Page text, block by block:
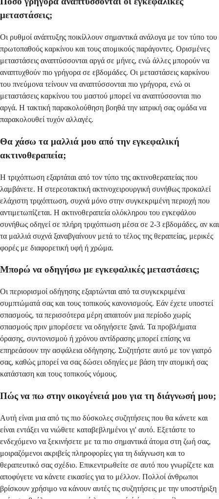
μεταστάσεις;
Οι ρυθμοί ανάπτυξης ποικίλλουν σημαντικά ανάλογα με τον τύπο του
πρωτοπαθούς καρκίνου και τους ατομικούς παράγοντες. Ορισμένες
μεταστάσεις αναπτύσσονται αργά σε μήνες, ενώ άλλες μπορούν να
αναπτυχθούν πιο γρήγορα σε εβδομάδες. Οι μεταστάσεις καρκίνου
του πνεύμονα τείνουν να αναπτύσσονται πιο γρήγορα, ενώ οι
μεταστάσεις καρκίνου του μαστού μπορεί να αναπτύσσονται πιο
αργά. Η τακτική παρακολούθηση βοηθά την ιατρική σας ομάδα να
παρακολουθεί τυχόν αλλαγές.
Θα χάσω τα μαλλιά μου από την εγκεφαλική
ακτινοθεραπεία;
Η τριχόπτωση εξαρτάται από τον τύπο της ακτινοθεραπείας που
λαμβάνετε. Η στερεοτακτική ακτινοχειρουργική συνήθως προκαλεί
ελάχιστη τριχόπτωση, συχνά μόνο στην συγκεκριμένη περιοχή που
αντιμετωπίζεται. Η ακτινοθεραπεία ολόκληρου του εγκεφάλου
συνήθως οδηγεί σε πλήρη τριχόπτωση μέσα σε 2-3 εβδομάδες, αν και
τα μαλλιά συχνά ξαναβγαίνουν μετά το τέλος της θεραπείας, μερικές
φορές με διαφορετική υφή ή χρώμα.
Μπορώ να οδηγήσω με εγκεφαλικές μεταστάσεις;
Οι περιορισμοί οδήγησης εξαρτώνται από τα συγκεκριμένα
συμπτώματά σας και τους τοπικούς κανονισμούς. Εάν έχετε υποστεί
σπασμούς, τα περισσότερα μέρη απαιτούν μια περίοδο χωρίς
σπασμούς πριν μπορέσετε να οδηγήσετε ξανά. Τα προβλήματα
όρασης, συντονισμού ή χρόνου αντίδρασης μπορεί επίσης να
επηρεάσουν την ασφάλεια οδήγησης. Συζητήστε αυτό με τον γιατρό
σας, καθώς μπορεί να σας δώσει οδηγίες με βάση την ατομική σας
κατάσταση και τους τοπικούς νόμους.
Πώς να πω στην οικογένειά μου για τη διάγνωσή μου;
Αυτή είναι μια από τις πιο δύσκολες συζητήσεις που θα κάνετε και
είναι εντάξει να νιώθετε καταβεβλημένοι γι' αυτό. Εξετάστε το
ενδεχόμενο να ξεκινήσετε με τα πιο σημαντικά άτομα στη ζωή σας,
μοιραζόμενοι ακριβείς πληροφορίες για τη διάγνωση και το
θεραπευτικό σας σχέδιο. Επικεντρωθείτε σε αυτό που γνωρίζετε και
αποφύγετε να κάνετε εικασίες για το μέλλον. Πολλοί άνθρωποι
βρίσκουν χρήσιμο να κάνουν αυτές τις συζητήσεις με την υποστήριξη